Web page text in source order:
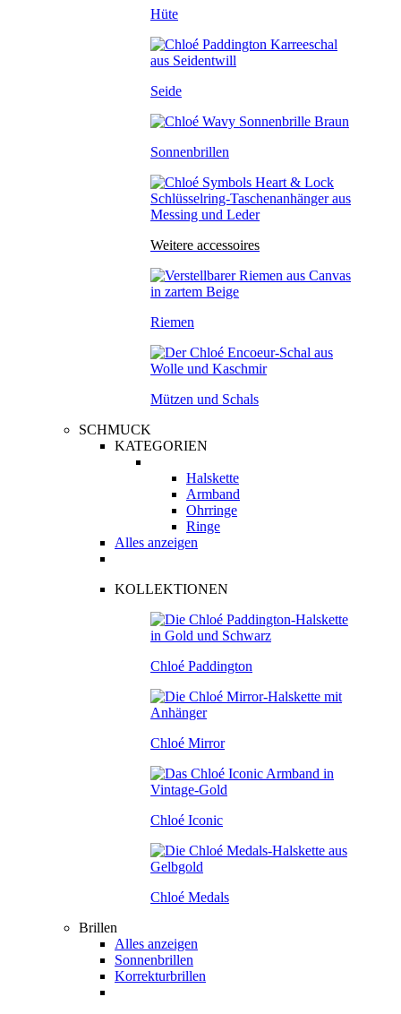
Hüte
Seide
Sonnenbrillen
Weitere accessoires
Riemen
Mützen und Schals
SCHMUCK
KATEGORIEN
Halskette
Armband
Ohrringe
Ringe
Alles anzeigen
KOLLEKTIONEN
Chloé Paddington
Chloé Mirror
Chloé Iconic
Chloé Medals
Brillen
Alles anzeigen
Sonnenbrillen
Korrekturbrillen